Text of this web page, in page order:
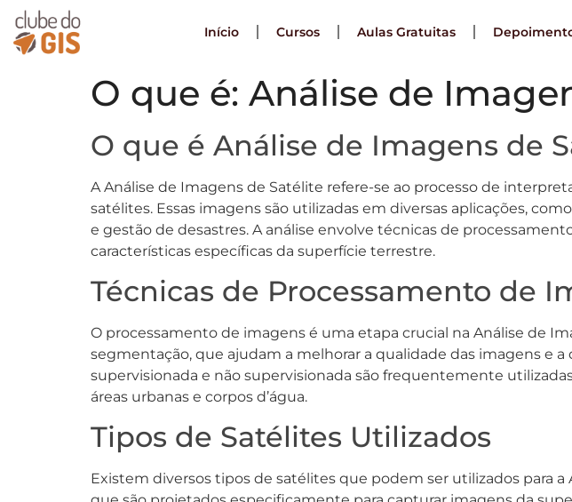
Início Cursos Aulas Gratuitas
O que é: Análise de
O que é Análise de Imagens de
A Análise de Imagens de Satélite refere-se ao processo de
satélites. Essas imagens são utilizadas em diversas aplicações,
e gestão de desastres. A análise envolve técnicas de
características específicas da superfície terrestre.
Técnicas de Processamento de
O processamento de imagens é uma etapa crucial na Análise de
segmentação, que ajudam a melhorar a qualidade das imagens e
supervisionada e não supervisionada são frequentemente
áreas urbanas e corpos d’água.
Tipos de Satélites Utilizados
Existem diversos tipos de satélites que podem ser utilizados para